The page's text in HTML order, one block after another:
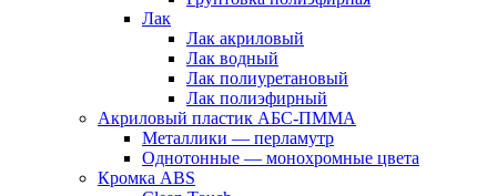
Лак
Лак акриловый
Лак водный
Лак полиуретановый
Лак полиэфирный
Акриловый пластик АБС-ПММА
Металлики — перламутр
Однотонные — монохромные цвета
Кромка ABS